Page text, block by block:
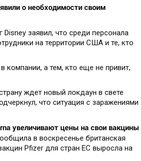
о необходимости своим
заявил, что среди персонала
на территории США и те, кто
компании, а тем, кто еще не привит,
ждет новый локдаун в свете
что ситуация с заражениями
увеличивают цены на свои вакцины
в воскресенье британская
Pfizer для стран ЕС выросла на